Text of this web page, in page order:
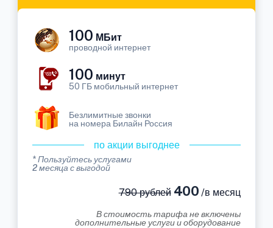
100 МБит
проводной интернет
100 минут
50 ГБ мобильный интернет
Безлимитные звонки
на номера Билайн Россия
по акции выгоднее
* Пользуйтесь услугами
2 месяца с выгодой
790 рублей400 /в месяц
В стоимость тарифа не включены
дополнительные услуги и оборудование